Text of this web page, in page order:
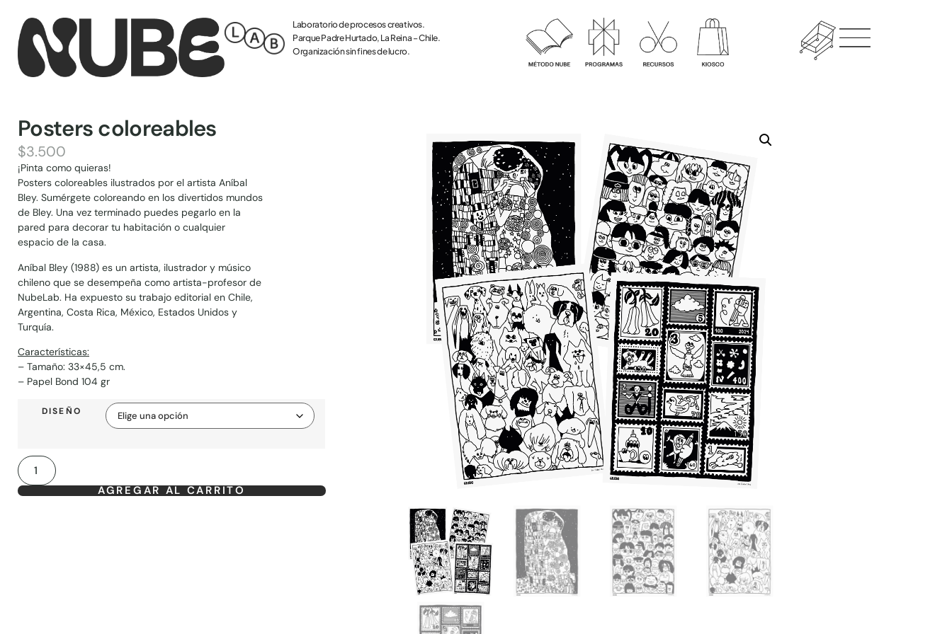
Laboratorio de procesos creativos.
Parque Padre Hurtado, La Reina – Chile.
Organización sin fines de lucro.
Posters coloreables
$3.500
¡Pinta como quieras!
Posters coloreables ilustrados por el artista Aníbal
Bley. Sumérgete coloreando en los divertidos mundos
de Bley. Una vez terminado puedes pegarlo en la
pared para decorar tu habitación o cualquier
espacio de la casa.
Aníbal Bley (1988) es un artista, ilustrador y músico
chileno que se desempeña como artista-profesor de
NubeLab. Ha expuesto su trabajo editorial en Chile,
Argentina, Costa Rica, México, Estados Unidos y
Turquía.
Características:
– Tamaño: 33×45,5 cm.
– Papel Bond 104 gr
DISEÑO
AGREGAR AL CARRITO